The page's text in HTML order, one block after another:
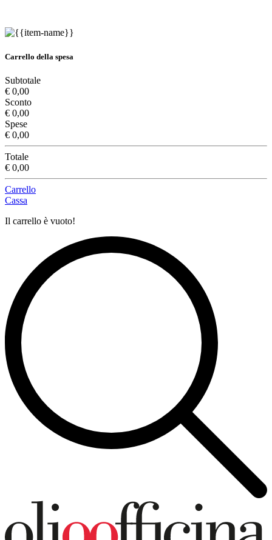
Carrello della spesa
Subtotale
€ 0,00
Sconto
€ 0,00
Spese
€ 0,00
Totale
€ 0,00
Carrello
Cassa
Il carrello è vuoto!